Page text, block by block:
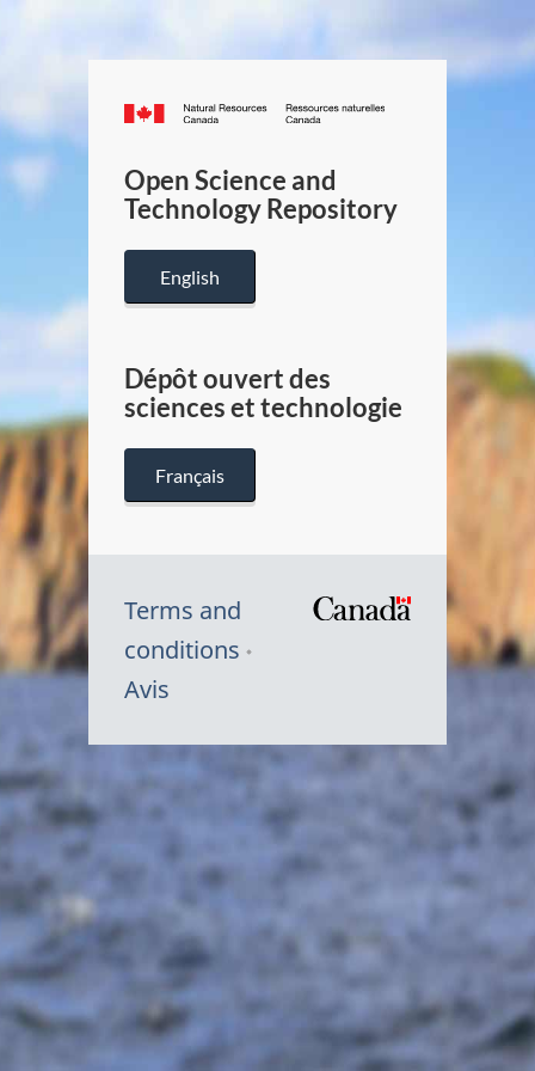
Canada.ca
/
Canada
Open Science and
Technology Repository
English
Dépôt ouvert des
sciences et technologie
Français
Terms and
conditions
Avis
Symbole
Canada